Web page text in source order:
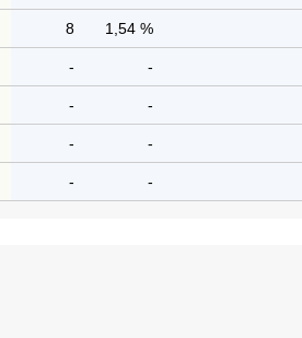
8 1,54 %
- -
- -
- -
- -